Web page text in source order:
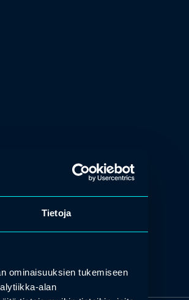
Tietoja
ominaisuuksien tukemiseen
alan